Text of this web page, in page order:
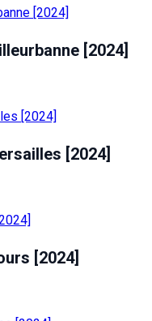
[2024]
[2024]
[2024]